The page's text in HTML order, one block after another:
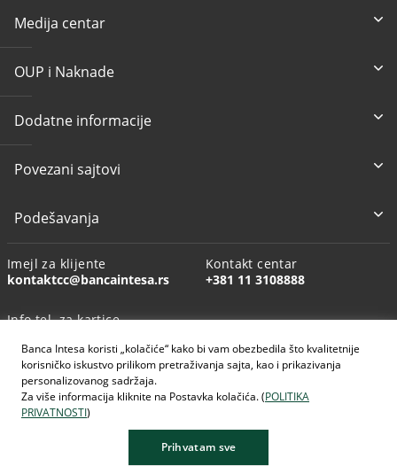
Banca Intesa koristi „kolačiće“ kako bi vam obezbedila što kvalitetnije
korisničko iskustvo prilikom pretraživanja sajta, kao i prikazivanja
personalizovanog sadržaja.
Za više informacija kliknite na Postavka kolačića. (POLITIKA
PRIVATNOSTI)
Prihvatam sve
Medija centar
OUP i Naknade
Dodatne informacije
Povezani sajtovi
Podešavanja
Imejl za klijente
kontaktcc@bancaintesa.rs
Kontakt centar
+381 11 3108888
Info tel. za kartice